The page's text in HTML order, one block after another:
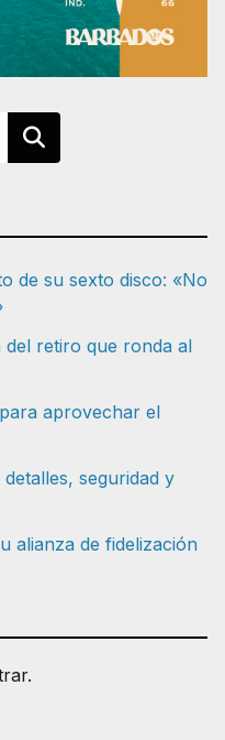
Buscar
de su sexto disco: «No
retiro que ronda al
aprovechar el
seguridad y
alianza de fidelización